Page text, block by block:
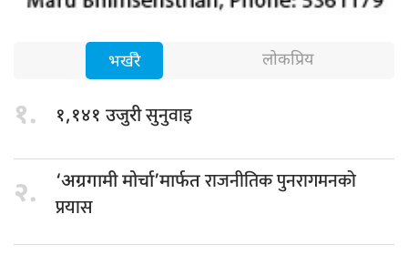
भर्खरै लोकप्रिय
१. १,१४१ उजुरीसुनुवाइ
२. ‘अग्रगामी मोर्चा’मार्फतराजनीतिक पुनरागमनको
प्रयास